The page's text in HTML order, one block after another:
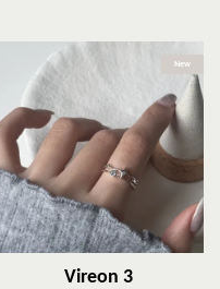
New
Vireon 3